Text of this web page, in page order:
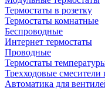
Термостаты в розетку
Термостаты комнатные
Беспроводные
Интернет термостаты
Проводные
Термостаты
Трехходовые смесители
Автоматика для